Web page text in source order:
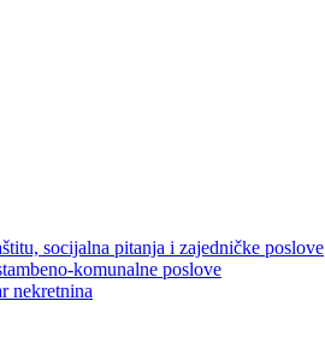
socijalna pitanja i zajedničke poslove
komunalne poslove
nekretnina